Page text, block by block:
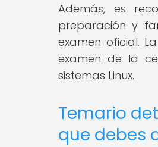
Además, es
preparación y
examen oficial.
examen de la
sistemas Linux.
Temario
que debes